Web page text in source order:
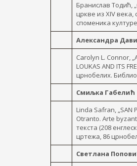
Бранислав Тодић,
цркве из XIV
споменика
Александра
Carolyn L. Connor,
LOUKAS AND ITS
црнобелих.
Смиљка Габелић
Linda Safran, „SAN
Otranto. Arte
текста (208
цртежа, 86
Светлана